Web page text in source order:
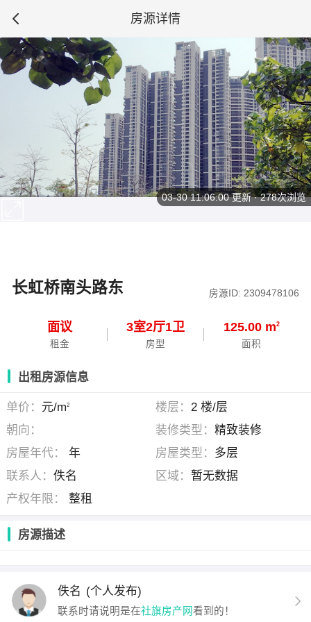
房源详情
长虹桥南头路东 房源ID: 2309478106
面议
租金
3室2厅1卫
房型
125.00 m2
面积
03-30 11:06:00更新 · 278次浏览
出租房源信息
单价： 元/m2 楼层： 2 楼/层
朝向：
装修类型： 精致装修
房屋年代：
年 房屋类型： 多层
联系人：佚名 区域： 暂无数据
产权年限：
整租
房源描述
佚名 (个人发布)
联系时请说明是在社旗房产网看到的！